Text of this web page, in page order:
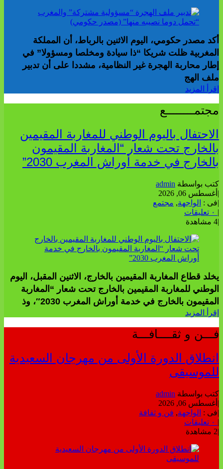
أكد مصدر حكومي، اليوم الاثنين بالرباط، أن المملكة
المغربية ظلت شريكا “ذا سيادة ومخلصا ومسؤولا” في
إطار محاربة الهجرة غير النظامية، مشددا على أن تدبير
ملف الهج
إقرأ المزيد
مجتمــــــــع
الاحتفال باليوم الوطني للمغاربة المقيمين
بالخارج تحت شعار “المغاربة المقيمون
بالخارج في خدمة أوراش المغرب 2030”
كتب بواسطة admin
| أغسطس 06, 2026
|فى : الواجهة, مجتمع
|
|4 مشاهدة
يخلد قطاع المغاربة المقيمين بالخارج، الاثنين المقبل، اليوم
الوطني للمغاربة المقيمين بالخارج تحت شعار “المغاربة
المقيمون بالخارج في خدمة أوراش المغرب 2030″، وذ
إقرأ المزيد
فـــن و ثقــــافـــة
انطلاق الدورة الأولى من مهرجان السعيدية
للموسيقى
كتب بواسطة admin
| أغسطس 06, 2026
|فى : الواجهة, فن و ثقافة
|
|2 مشاهدة